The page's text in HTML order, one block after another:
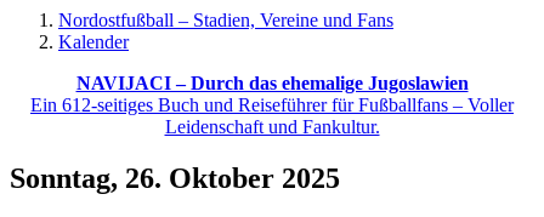
Nordostfußball – Stadien, Vereine und Fans
Kalender
NAVIJACI – Durch das ehemalige Jugoslawien
Ein 612-seitiges Buch und Reiseführer für Fußballfans – Voller
Leidenschaft und Fankultur.
Sonntag, 26. Oktober 2025